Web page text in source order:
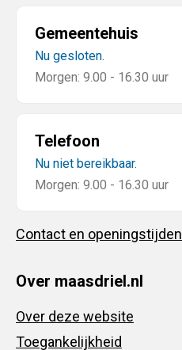
Gemeentehuis
Nu gesloten.
Morgen: 9.00 - 16.30 uur
Telefoon
Nu niet bereikbaar.
Morgen: 9.00 - 16.30 uur
Contact en openingstijden
Over maasdriel.nl
Over deze website
Toegankelijkheid